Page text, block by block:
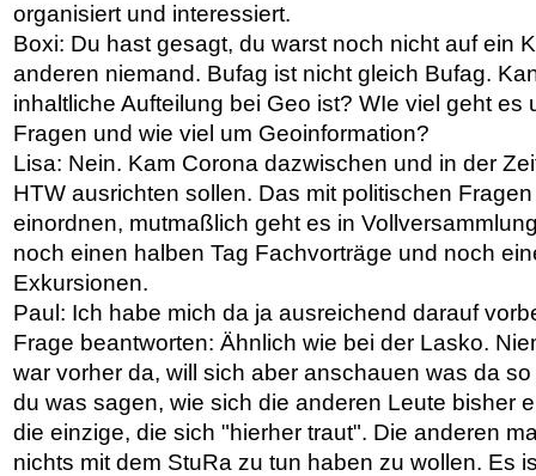
organisiert und interessiert.
Boxi: Du hast gesagt, du warst noch nicht auf ein
anderen niemand. Bufag ist nicht gleich Bufag.
inhaltliche Aufteilung bei Geo ist? WIe viel geht es
Fragen und wie viel um Geoinformation?
Lisa: Nein. Kam Corona dazwischen und in der
HTW ausrichten sollen. Das mit politischen
einordnen, mutmaßlich geht es in
noch einen halben Tag Fachvorträge und noch
Exkursionen.
Paul: Ich habe mich da ja ausreichend darauf
Frage beantworten: Ähnlich wie bei der Lasko.
war vorher da, will sich aber anschauen was da
du was sagen, wie sich die anderen Leute bisher
die einzige, die sich "hierher traut". Die anderen
nichts mit dem StuRa zu tun haben zu wollen. Es